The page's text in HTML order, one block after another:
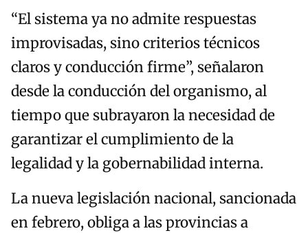
“El sistema ya no admite respuestas
improvisadas, sino criterios técnicos
claros y conducción firme”, señalaron
desde la conducción del organismo, al
tiempo que subrayaron la necesidad de
garantizar el cumplimiento de la
legalidad y la gobernabilidad interna.
La nueva legislación nacional, sancionada
en febrero, obliga a las provincias a